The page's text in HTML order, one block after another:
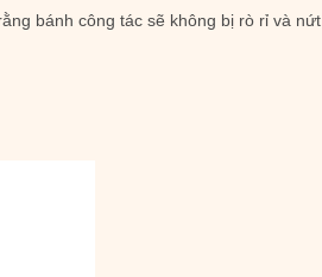
bánh công tác sẽ không bị rò rỉ và nứt.